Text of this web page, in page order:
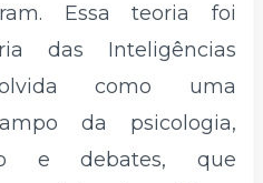
Essa teoria foi
das Inteligências
como uma
da psicologia,
e debates, que